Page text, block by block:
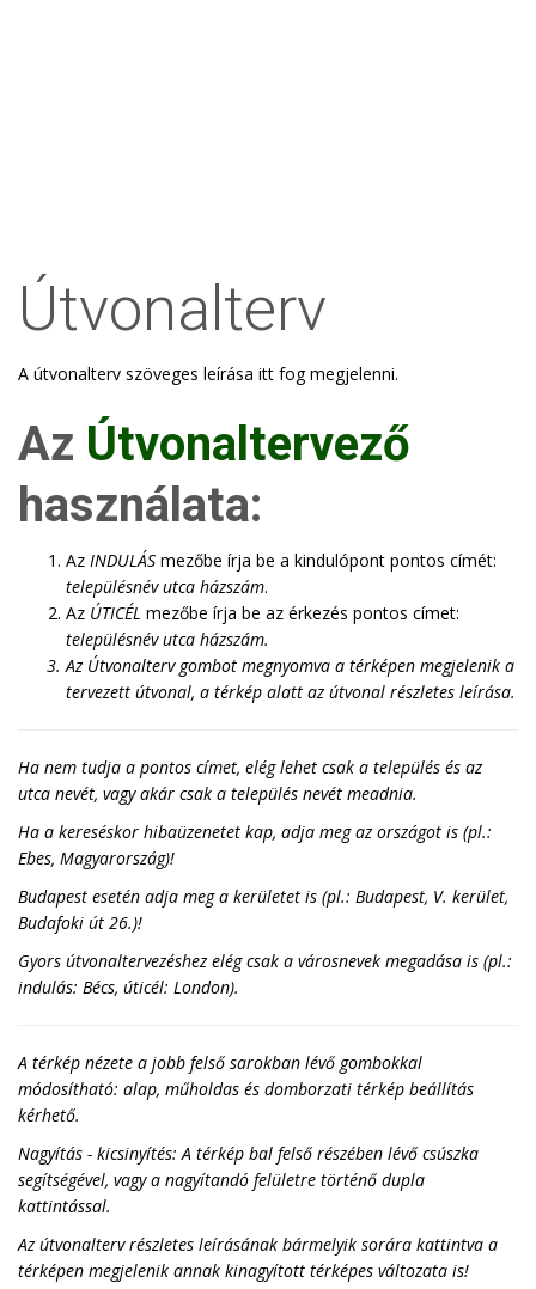
Útvonalterv
A útvonalterv szöveges leírása itt fog megjelenni.
Az Útvonaltervező
használata:
Az INDULÁS mezőbe írja be a kindulópont pontos címét:
településnév utca házszám.
Az ÚTICÉL mezőbe írja be az érkezés pontos címet:
településnév utca házszám.
Az Útvonaltervgombot megnyomva a térképen megjelenik a
tervezett útvonal, a térkép alatt az útvonal részletes leírása.
Ha nem tudja a pontos címet, elég lehet csak a település és az
utca nevét, vagy akár csak a település nevét meadnia.
Ha a kereséskor hibaüzenetet kap, adja meg az országot is (pl.:
Ebes, Magyarország)!
Budapest esetén adja meg a kerületet is (pl.: Budapest, V. kerület,
Budafoki út 26.)!
Gyors útvonaltervezéshez elég csak a városnevek megadása is (pl.:
indulás: Bécs, úticél: London).
A térkép nézete a jobb felső sarokban lévő gombokkal
módosítható: alap, műholdas és domborzati térkép beállítás
kérhető.
Nagyítás - kicsinyítés: A térkép bal felső részében lévő csúszka
segítségével, vagy a nagyítandó felületre történő dupla
kattintással.
Az útvonalterv részletes leírásának bármelyik sorára kattintva a
térképen megjelenik annak kinagyított térképes változata is!